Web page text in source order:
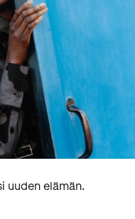
uuden elämän.